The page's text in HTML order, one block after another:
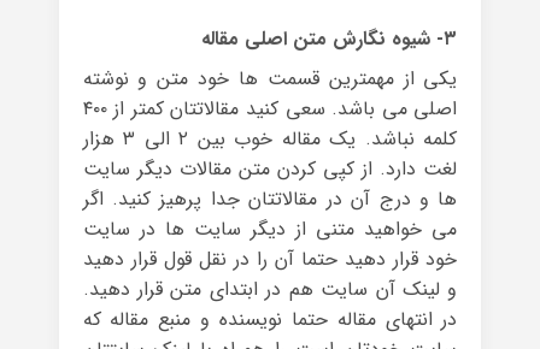
۳- شیوه نگارش متن اصلی مقاله
یکی از مهمترین قسمت ها خود متن و نوشته
اصلی می باشد. سعی کنید مقالاتتان کمتر از ۴۰۰
کلمه نباشد. یک مقاله خوب بین ۲ الی ۳ هزار
لغت دارد. از کپی کردن متن مقالات دیگر سایت
ها و درج آن در مقالاتتان جدا پرهیز کنید. اگر
می خواهید متنی از دیگر سایت ها در سایت
خود قرار دهید حتما آن را در نقل قول قرار دهید
و لینک آن سایت هم در ابتدای متن قرار دهید.
در انتهای مقاله حتما نویسنده و منبع مقاله که